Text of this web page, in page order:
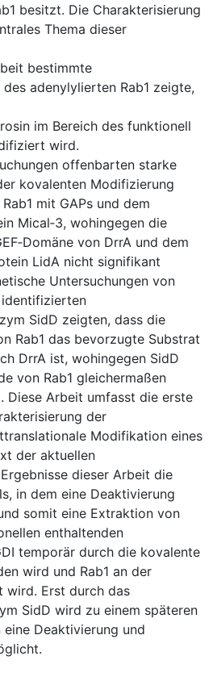
besitzt. Die Charakterisierung
Thema dieser
bestimmte
adenylylierten Rab1 zeigte,
im Bereich des funktionell
wird.
offenbarten starke
kovalenten Modifizierung
mit GAPs und dem
Mical‐3, wohingegen die
von DrrA und dem
LidA nicht signifikant
Untersuchungen von
SidD zeigten, dass die
Rab1 das bevorzugte Substrat
DrrA ist, wohingegen SidD
von Rab1 gleichermaßen
Diese Arbeit umfasst die erste
der
Modifikation eines
der aktuellen
dieser Arbeit die
in dem eine Deaktivierung
somit eine Extraktion von
enthaltenden
temporär durch die kovalente
wird und Rab1 an der
wird. Erst durch das
SidD wird zu einem späteren
Deaktivierung und